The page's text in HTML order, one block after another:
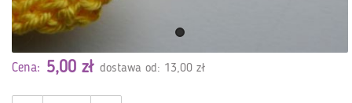
Cena: 5,00 zł dostawa od: 13,00 zł